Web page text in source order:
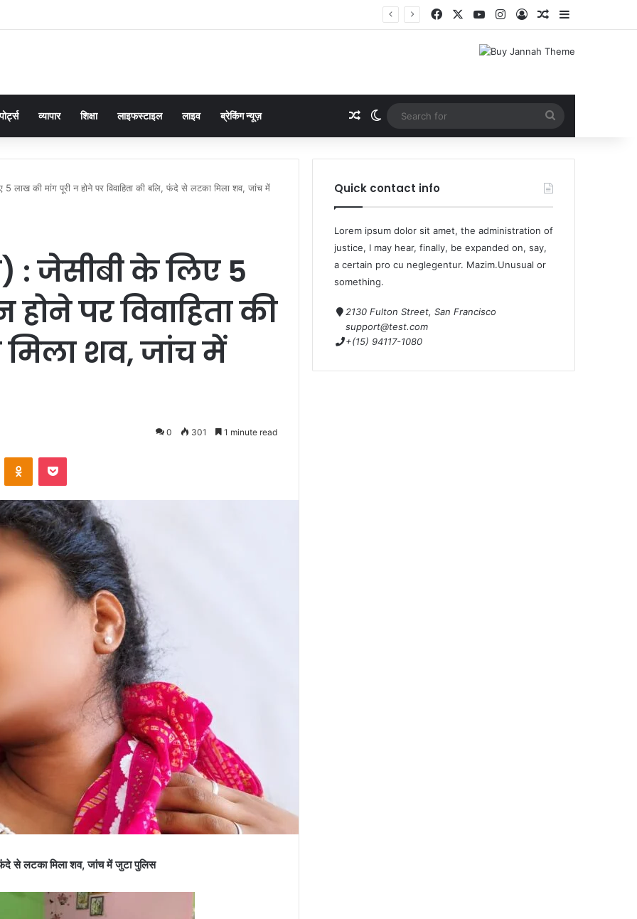
बालिका फुटबॉल टीम के लिए जिला स्तरीय ट्रायल संपन्न, पांच खिलाड़ी मंडलीय चयन के लिए चयनित
व्यापार शिक्षा लाइफस्टाइल लाइव ब्रेकिंग न्यूज़
लाख की मांग पूरी न होने पर विवाहिता की बलि, फंदे से लटका मिला शव, जांच में
: जेसीबी के लिए 5
पर विवाहिता की
शव, जांच में
0 301 1 minute read
फंदे से लटका मिला शव, जांच में जुटा पुलिस
Quick contact info
Lorem ipsum dolor sit amet, the administration of
justice, I may hear, finally, be expanded on, say,
a certain pro cu neglegentur. Mazim.Unusual or
something.
2130 Fulton Street, San Francisco
support@test.com
+(15) 94117-1080